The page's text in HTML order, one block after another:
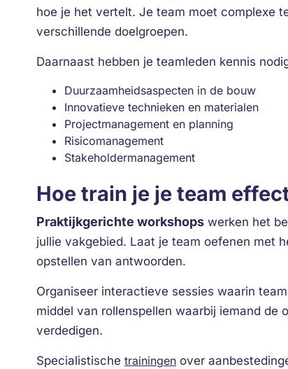
hoe je het vertelt. Je team moet complexe
verschillende doelgroepen.
Daarnaast hebben je teamleden kennis
Duurzaamheidsaspecten in de bouw
Innovatieve technieken en materialen
Projectmanagement en planning
Risicomanagement
Stakeholdermanagement
Hoe train je je team
Praktijkgerichte workshops werken het
jullie vakgebied. Laat je team oefenen met
opstellen van antwoorden.
Organiseer interactieve sessies waarin
middel van rollenspellen waarbij iemand de
verdedigen.
Specialistische trainingen over